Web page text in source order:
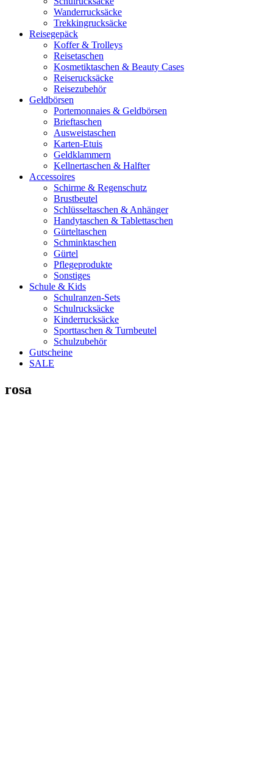
Wanderrucksäcke
Trekkingrucksäcke
Reisegepäck
Koffer & Trolleys
Reisetaschen
Kosmetiktaschen & Beauty Cases
Reiserucksäcke
Reisezubehör
Geldbörsen
Portemonnaies & Geldbörsen
Brieftaschen
Ausweistaschen
Karten-Etuis
Geldklammern
Kellnertaschen & Halfter
Accessoires
Schirme & Regenschutz
Brustbeutel
Schlüsseltaschen & Anhänger
Handytaschen & Tablettaschen
Gürteltaschen
Schminktaschen
Gürtel
Pflegeprodukte
Sonstiges
Schule & Kids
Schulranzen-Sets
Schulrucksäcke
Kinderrucksäcke
Sporttaschen & Turnbeutel
Schulzubehör
Gutscheine
SALE
rosa